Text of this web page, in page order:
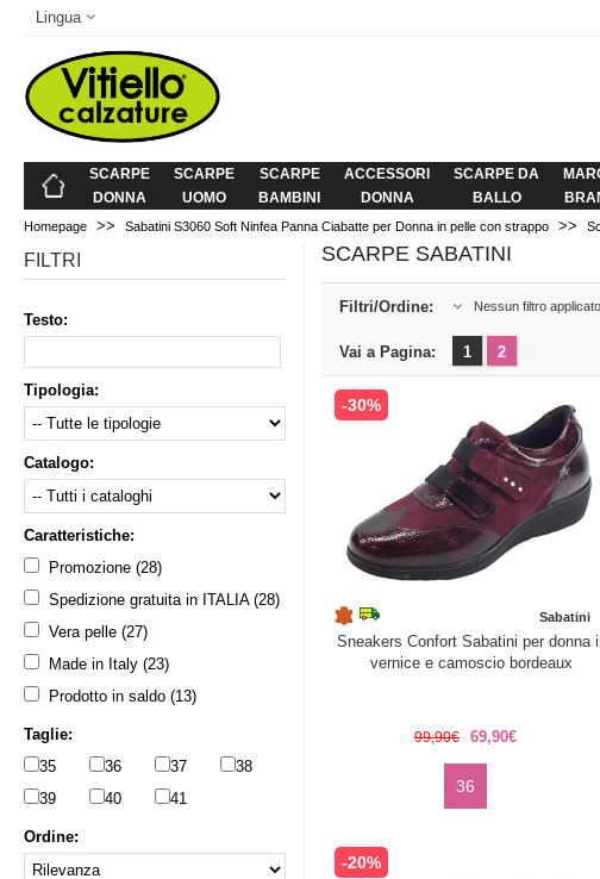
Lingua
SCARPE
DONNA
SCARPE
UOMO
SCARPE
BAMBINI
ACCESSORI
DONNA
SCARPE DA
BALLO
Homepage >> Sabatini S3060 Soft Ninfea Panna Ciabatte per Donna in pelle con strappo >>
FILTRI
Testo:
Tipologia:
Catalogo:
Caratteristiche:
Promozione (28)
Spedizione gratuita in ITALIA (28)
Vera pelle (27)
Made in Italy (23)
Prodotto in saldo (13)
Taglie:
35
36 37
38
39
40 41
Ordine:
SCARPE SABATINI
Filtri/Ordine: Nessun filtro
Vai a Pagina: 1 2
-30%
Sabatini
Sneakers Confort Sabatini per donna
vernice e camoscio bordeaux
99,90€ 69,90€
36
-20%